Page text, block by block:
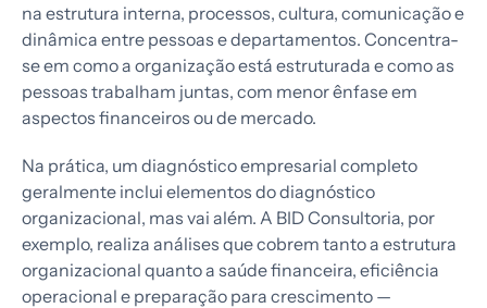
na estrutura interna, processos, cultura, comunicação e
dinâmica entre pessoas e departamentos. Concentra-
se em como a organização está estruturada e como as
pessoas trabalham juntas, com menor ênfase em
aspectos financeiros ou de mercado.
Na prática, um diagnóstico empresarial completo
geralmente inclui elementos do diagnóstico
organizacional, mas vai além. A BID Consultoria, por
exemplo, realiza análises que cobrem tanto a estrutura
organizacional quanto a saúde financeira, eficiência
operacional e preparação para crescimento —